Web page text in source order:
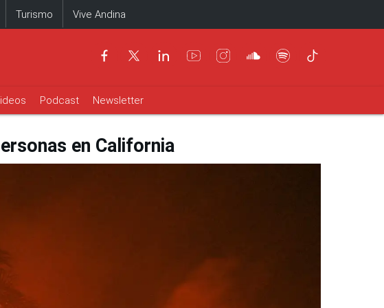
Turismo Vive Andina
Podcast Newsletter
en California